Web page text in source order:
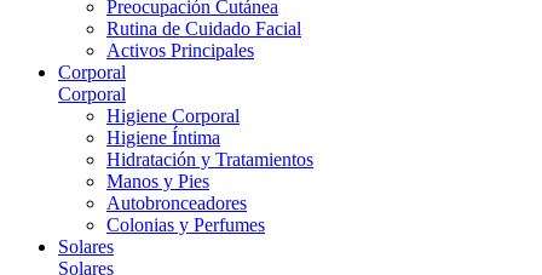
Preocupación Cutánea
Rutina de Cuidado Facial
Activos Principales
Corporal
Corporal
Higiene Corporal
Higiene Íntima
Hidratación y Tratamientos
Manos y Pies
Autobronceadores
Colonias y Perfumes
Solares
Solares